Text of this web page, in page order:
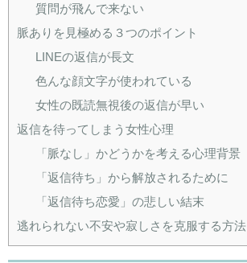
質問が飛んで来ない
脈ありを見極める３つのポイント
LINEの返信が長文
色んな顔文字が使われている
女性の既読無視後の返信が早い
返信を待ってしまう女性心理
「脈なし」かどうかを考える心理背景
「返信待ち」から解放されるために
「返信待ち恋愛」の悲しい結末
逃れられない不安や寂しさを克服する方法